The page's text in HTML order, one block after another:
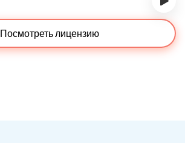
Посмотреть лицензию